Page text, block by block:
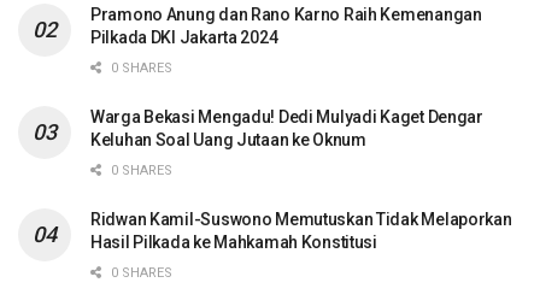
Pramono Anung dan Rano Karno Raih Kemenangan
Pilkada DKI Jakarta 2024
0 SHARES
Warga Bekasi Mengadu! Dedi Mulyadi Kaget Dengar
Keluhan Soal Uang Jutaan ke Oknum
0 SHARES
Ridwan Kamil-Suswono Memutuskan Tidak Melaporkan
Hasil Pilkada ke Mahkamah Konstitusi
0 SHARES